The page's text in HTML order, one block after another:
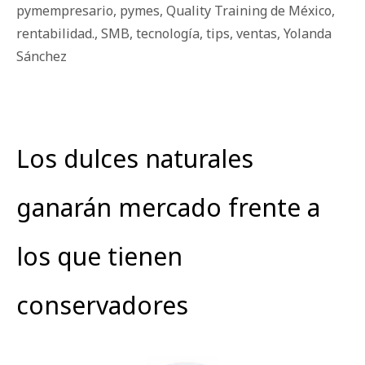
pymempresario, pymes, Quality Training de México,
rentabilidad., SMB, tecnología, tips, ventas, Yolanda
Sánchez
Los dulces naturales
ganarán mercado frente a
los que tienen
conservadores